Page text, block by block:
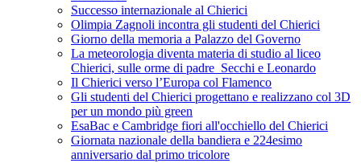
Successo internazionale al Chierici
Olimpia Zagnoli incontra gli studenti del Chierici
Giorno della memoria a Palazzo del Governo
La meteorologia diventa materia di studio al liceo
Chierici, sulle orme di padre Secchi e Leonardo
Il Chierici verso l’Europa col Flamenco
Gli studenti del Chierici progettano e realizzano col 3D
per un mondo più green
EsaBac e Cambridge fiori all'occhiello del Chierici
Giornata nazionale della bandiera e 224esimo
anniversario dal primo tricolore